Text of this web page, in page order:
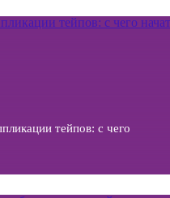
тейпов: с чего